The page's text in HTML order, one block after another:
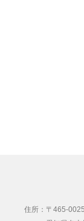
住所：〒465-0025